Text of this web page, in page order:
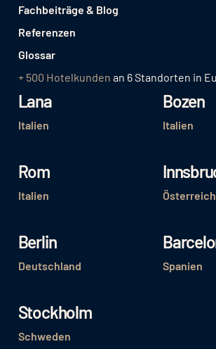
Fachbeiträge & Blog
Referenzen
Glossar
+ 500 Hotelkunden an 6 Standorten in
Lana
Italien
Bozen
Italien
Rom
Italien Österreich
Berlin
Deutschland Spanien
Stockholm
Schweden